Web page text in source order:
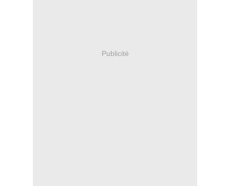
Publicité